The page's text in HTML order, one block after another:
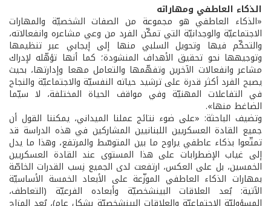
الذكاء العاطفي ومهاراته
«الذكاء العاطفي هو مجموعة من الصفات الشخصيّة والمهارات
الاجتماعيّة والوجدانيّة التي تمكّن الفرد من وعي مشاعره وانفعالاته،
والتحكّم فيها وتحويل السلبي منها إلى إيجابي عبر تنظيمها
وتوجيهها نحو تحقيق الأهداف المنشودة؛ كما أنها تؤهّله لإدراك
مشاعر وانفعالات الآخرين وتفهّمها والتعامل مهعا وإدارتها، بحيث
يصبح الفرد أكثر قدرة على ترشيد حياته النفسيّة والاجتماعيّة والنجاح
في التفاعلات المهنيّة وفي مواقف الحياة المختلفة، لا سيّما
الضاغط منها».
وتضيف الباحثة: «على ضوء نتائج عملنا الميداني، يمكننا القول أن
جميع القادة العسكريين اللبنانيين المشاركين في هذه الدراسة قد
تمتّعوا بذكاء عاطفي يراوح ما بين المتوسّط والمرتفع، وهذا ما يدل
إلى غياب الإضطرابات على هذا المستوى عند القادة العسكريين
الخمسين، بل على العكس، ارتفعت لدى الجميع نِسب القدرات الخاصّة
بمهارات الذكاء العاطفي الموزّعة على الأبعاد الخمسة الأساسيّة
الآتية: بُعد العلاقات البينشخصيّة وأبعاده الفرعيّة (التعاطف،